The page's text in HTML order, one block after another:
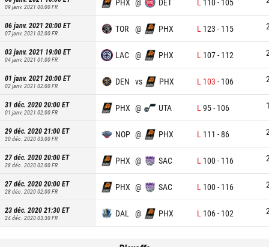
09 janv. 2021 00:00FR
06 janv. 2021 20:00ET
07 janv. 2021 02:00FR TOR @ PHX L 123 - 115
03 janv. 2021 19:00ET
04 janv. 2021 01:00FR LAC @ PHX L 107- 112
01 janv. 2021 20:00ET
02 janv. 2021 02:00FR DEN vs PHX L 103 - 106
31 déc. 2020 20:00ET
01 janv. 2021 02:00FR PHX @ UTA L 95- 106
29 déc. 2020 21:00ET
30 déc. 2020 03:00FR NOP @ PHX L 111 -86
27 déc. 2020 20:00ET
28 déc. 2020 02:00FR PHX @ SAC L 100- 116
27 déc. 2020 20:00ET
28 déc. 2020 02:00FR PHX @ SAC L 100- 116
23 déc. 2020 21:30ET
24 déc. 2020 03:30FR DAL @ PHX L 106- 102